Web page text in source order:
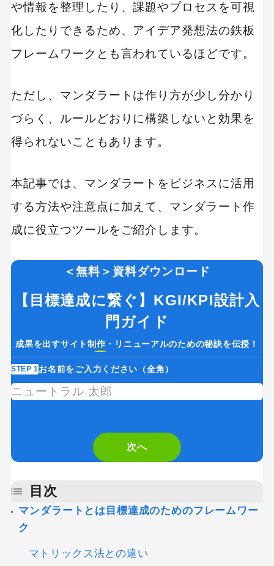
や情報を整理したり、課題やプロセスを可視
化したりできるため、アイデア発想法の鉄板
フレームワークとも言われているほどです。
ただし、マンダラートは作り方が少し分かり
づらく、ルールどおりに構築しないと効果を
得られないこともあります。
本記事では、マンダラートをビジネスに活用
する方法や注意点に加えて、マンダラート作
成に役立つツールをご紹介します。
＜無料＞資料ダウンロード
【目標達成に繋ぐ】KGI/KPI設計入
門ガイド
成果を出すサイト制作・リニューアルのための秘訣を伝授！
STEP 1お名前をご入力ください（全角）
are
ignore
field
次へ
目次
マンダラートとは目標達成のためのフレームワー
ク
マトリックス法との違い